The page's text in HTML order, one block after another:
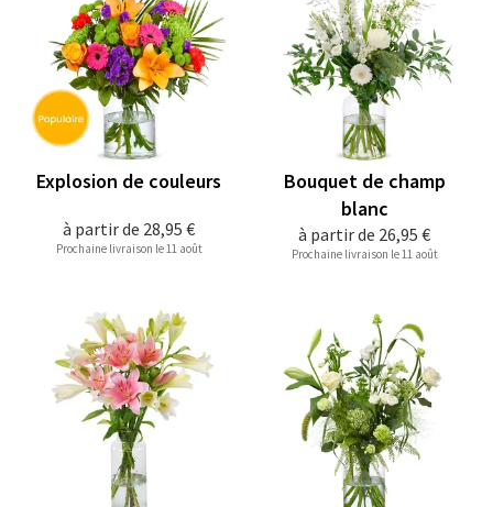
à partir de 28,95 €
Explosion de couleurs
Prochaine livraison le 11 août
à partir de 26,95 €
Bouquet de champ
blanc
Prochaine livraison le 11 août